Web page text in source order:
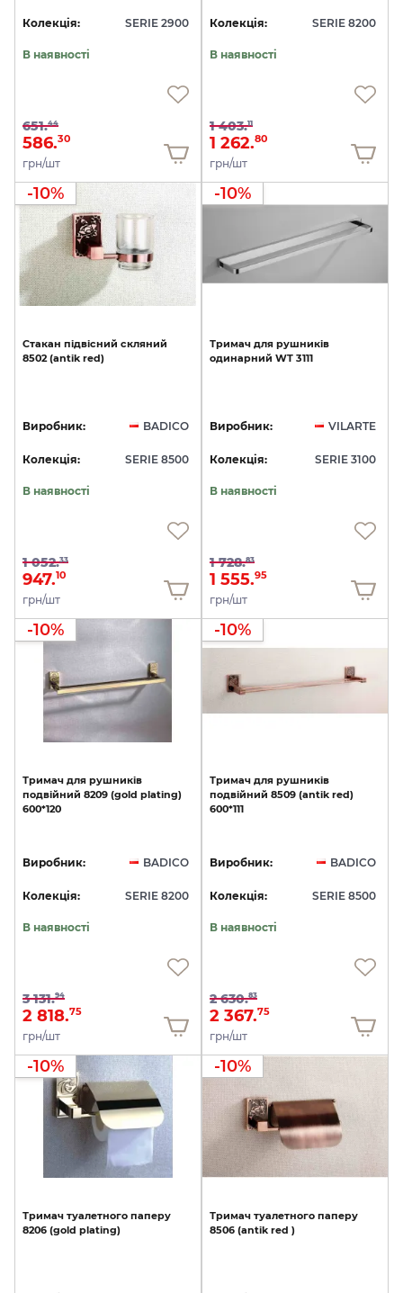
Колекція: SERIE 2900
В наявності
651.44
586.30
грн/шт
Колекція: SERIE 8200
В наявності
1 403.11
1 262.80
грн/шт
-10%
Стакан підвісний скляний
8502 (antik red)
Виробник: BADICO
Колекція: SERIE 8500
В наявності
1 052.33
947.10
грн/шт
-10%
Тримач для рушників
одинарний WT 3111
Виробник: VILARTE
Колекція: SERIE 3100
В наявності
1 728.83
1 555.95
грн/шт
-10%
Тримач для рушників
подвійний 8209 (gold plating)
600*120
Виробник: BADICO
Колекція: SERIE 8200
В наявності
3 131.94
2 818.75
грн/шт
-10%
Тримач для рушників
подвійний 8509 (antik red)
600*111
Виробник: BADICO
Колекція: SERIE 8500
В наявності
2 630.83
2 367.75
грн/шт
-10%
Тримач туалетного паперу
8206 (gold plating)
-10%
Тримач туалетного паперу
8506 (antik red )